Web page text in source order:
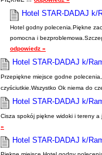
Hotel STAR-DADAJ k/
Hotel godny polecenia.Piękne
pomocna i
odpowiedz »
Hotel STAR-DADAJ k/
Przepiękne miejsce godne
czyściutkie.Wszystko Ok niema do
Hotel STAR-DADAJ k/
Cisza spokój piękne widoki i tereny
»
Hotel STAR-DADAJ k/